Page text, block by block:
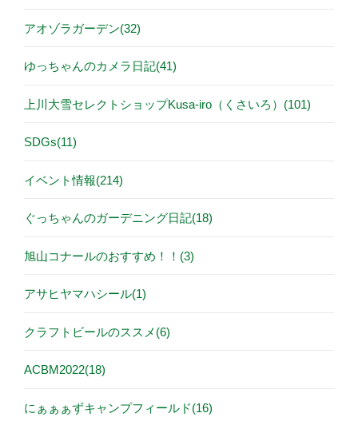
アオゾラガーデン(32)
ゆっちゃんのカメラ日記(41)
上川大雪セレクトショップKusa-iro（くさいろ）(101)
SDGs(11)
イベント情報(214)
ぐっちゃんのガーデニング日記(18)
旭山コナールのおすすめ！！(3)
アサヒヤマハシール(1)
クラフトビールのススメ(6)
ACBM2022(18)
にぁぁぁずキャンプフィールド(16)